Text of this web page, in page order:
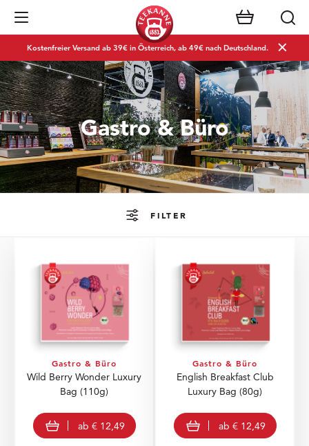
Navigation öffnen
Kostenfreier Versand ab 39€ in Österreich, ab 49€ nach Deutschland.
Gastro & Büro
FILTER
Gastro & Büro
Wild Berry Wonder Luxury
Bag (110g)
view product
ab € 12,49
Gastro & Büro
English Breakfast Club
Luxury Bag (80g)
view product
ab € 12,49